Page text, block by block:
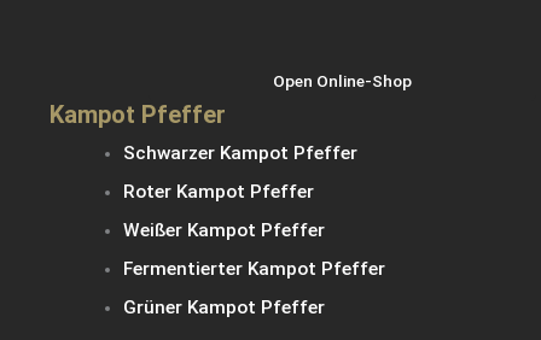
Open Online-Shop
Kampot Pfeffer
Schwarzer Kampot Pfeffer
Roter Kampot Pfeffer
Weißer Kampot Pfeffer
Fermentierter Kampot Pfeffer
Grüner Kampot Pfeffer